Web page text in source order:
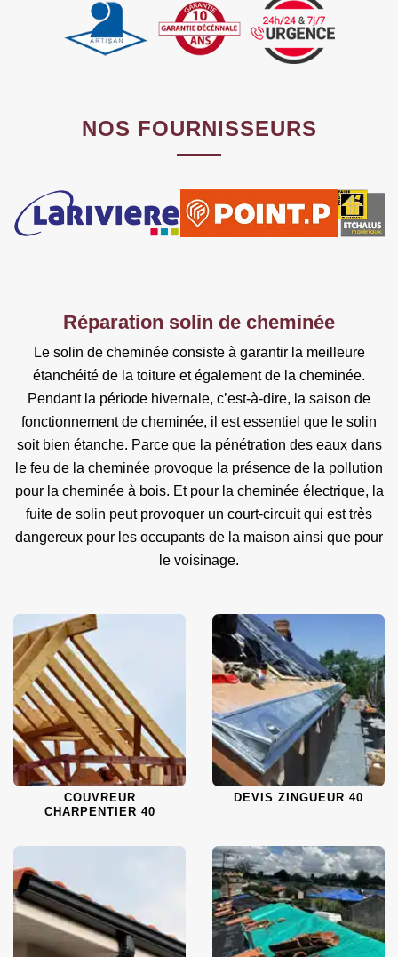
NOS FOURNISSEURS
Réparation solin de cheminée
Le solin de cheminée consiste à garantir la meilleure
étanchéité de la toiture et également de la cheminée.
Pendant la période hivernale, c’est-à-dire, la saison de
fonctionnement de cheminée, il est essentiel que le solin
soit bien étanche. Parce que la pénétration des eaux dans
le feu de la cheminée provoque la présence de la pollution
pour la cheminée à bois. Et pour la cheminée électrique, la
fuite de solin peut provoquer un court-circuit qui est très
dangereux pour les occupants de la maison ainsi que pour
le voisinage.
COUVREUR
CHARPENTIER 40
DEVIS ZINGUEUR 40